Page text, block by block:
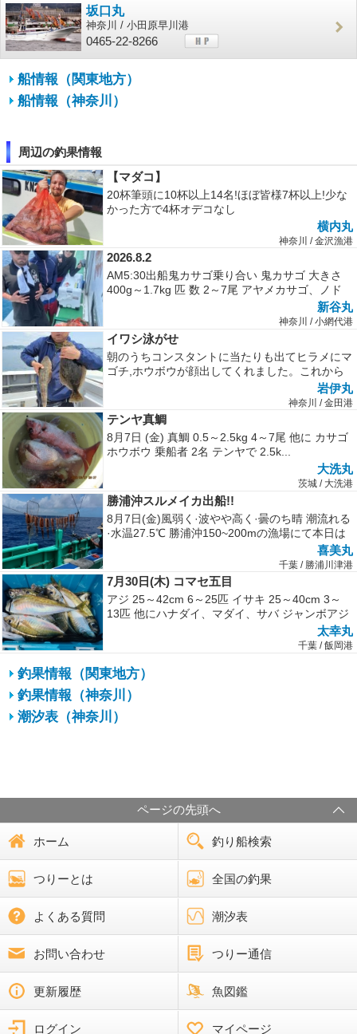
坂口丸
神奈川 / 小田原早川港
0465-22-8266
船情報（関東地方）
船情報（神奈川）
周辺の釣果情報
【マダコ】
20杯筆頭に10杯以上14名!ほぼ皆様7杯以上!少な
かった方で4杯オデコなし
横内丸
神奈川 / 金沢漁港
2026.8.2
AM5:30出船鬼カサゴ乗り合い 鬼カサゴ 大きさ
400g～1.7kg 匹 数 2～7尾 アヤメカサゴ、ノド
新谷丸
神奈川 / 小網代港
イワシ泳がせ
朝のうちコンスタントに当たりも出てヒラメにマ
ゴチ,ホウボウが顔出してくれました。これから
岩伊丸
神奈川 / 金田港
テンヤ真鯛
8月7日 (金) 真鯛 0.5～2.5kg 4～7尾 他に カサゴ
ホウボウ 乗船者 2名 テンヤで 2.5k...
大洗丸
茨城 / 大洗港
勝浦沖スルメイカ出船!!
8月7日(金)風弱く·波やや高く·曇のち晴 潮流れる
·水温27.5℃ 勝浦沖150~200mの漁場にて本日は
喜美丸
千葉 / 勝浦川津港
7月30日(木) コマセ五目
アジ 25～42cm 6～25匹 イサキ 25～40cm 3～
13匹 他にハナダイ、マダイ、サバ ジャンボアジ
太幸丸
千葉 / 飯岡港
釣果情報（関東地方）
釣果情報（神奈川）
潮汐表（神奈川）
ページの先頭へ
ホーム 釣り船検索
つりーとは 全国の釣果
よくある質問 潮汐表
お問い合わせ つりー通信
更新履歴 魚図鑑
ログイン マイページ